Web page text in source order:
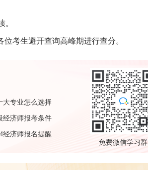
。
考生避开查询高峰期进行查分。
大专业怎么选择
经济师报考条件
经济师报名提醒
免费微信学习群